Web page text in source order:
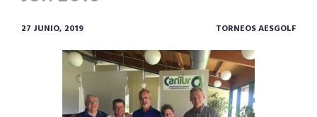
27 JUNIO, 2019 TORNEOS AESGOLF